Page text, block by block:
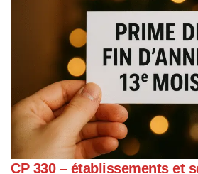
CP 330 – établissements et